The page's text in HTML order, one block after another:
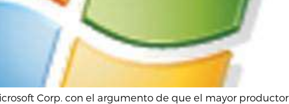
Corp. con el argumento de que el mayor productor